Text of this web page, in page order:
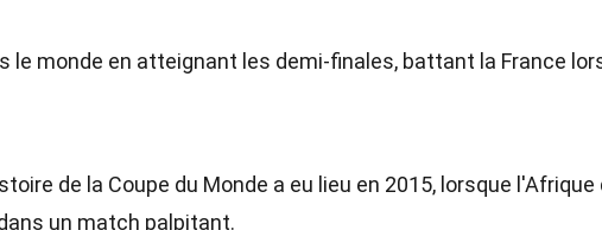
le monde en atteignant les demi-finales, battant la France
de la Coupe du Monde a eu lieu en 2015, lorsque l'Afrique
un match palpitant.